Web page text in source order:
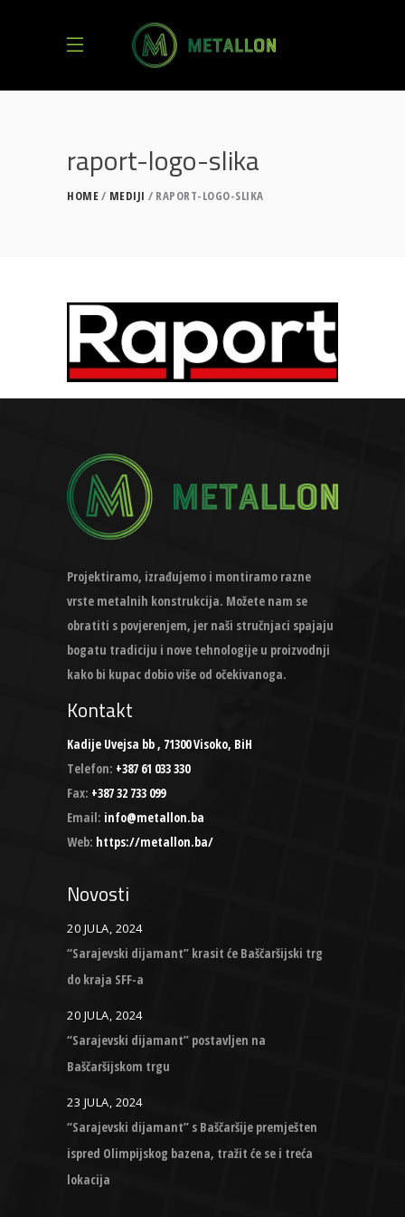
raport-logo-slika
HOME MEDIJI RAPORT-LOGO-SLIKA
Projektiramo, izrađujemo i montiramo razne
vrste metalnih konstrukcija. Možete nam se
obratiti s povjerenjem, jer naši stručnjaci spajaju
bogatu tradiciju i nove tehnologije u proizvodnji
kako bi kupac dobio više od očekivanoga.
Kontakt
Kadije Uvejsa bb , 71300 Visoko, BiH
Telefon: +387 61 033 330
Fax: +387 32 733 099
Email: info@metallon.ba
Web: https://metallon.ba/
Novosti
20 JULA, 2024
“Sarajevski dijamant” krasit će Baščaršijski trg
do kraja SFF-a
20 JULA, 2024
“Sarajevski dijamant” postavljen na
Baščaršijskom trgu
23 JULA, 2024
“Sarajevski dijamant” s Baščaršije premješten
ispred Olimpijskog bazena, tražit će se i treća
lokacija